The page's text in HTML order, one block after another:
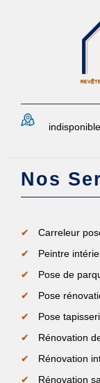
indisponible
Nos
Carreleur
Peintre
Pose de
Pose
Pose
Rénovation
Rénovation
Rénovation